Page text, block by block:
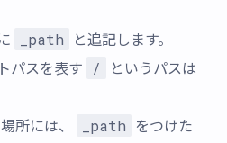
_path
と追記します。
パスを表す
/ というパスは
所には、
_path をつけた